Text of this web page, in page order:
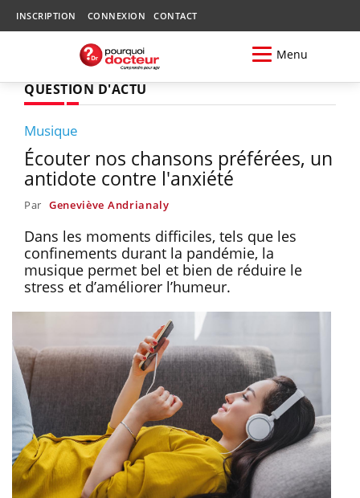
INSCRIPTION CONNEXION CONTACT
Menu
QUESTION D'ACTU
Musique
Écouter nos chansons préférées, un
antidote contre l'anxiété
Par Geneviève Andrianaly
Dans les moments difficiles, tels que les
confinements durant la pandémie, la
musique permet bel et bien de réduire le
stress et d’améliorer l’humeur.